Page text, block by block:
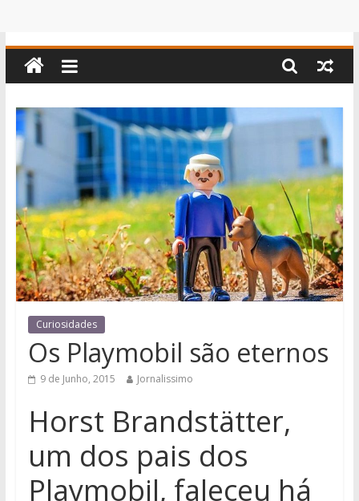
Curiosidades
Os Playmobil são eternos
9 de Junho, 2015 Jornalissimo
Horst Brandstätter,
um dos pais dos
Playmobil, faleceu há